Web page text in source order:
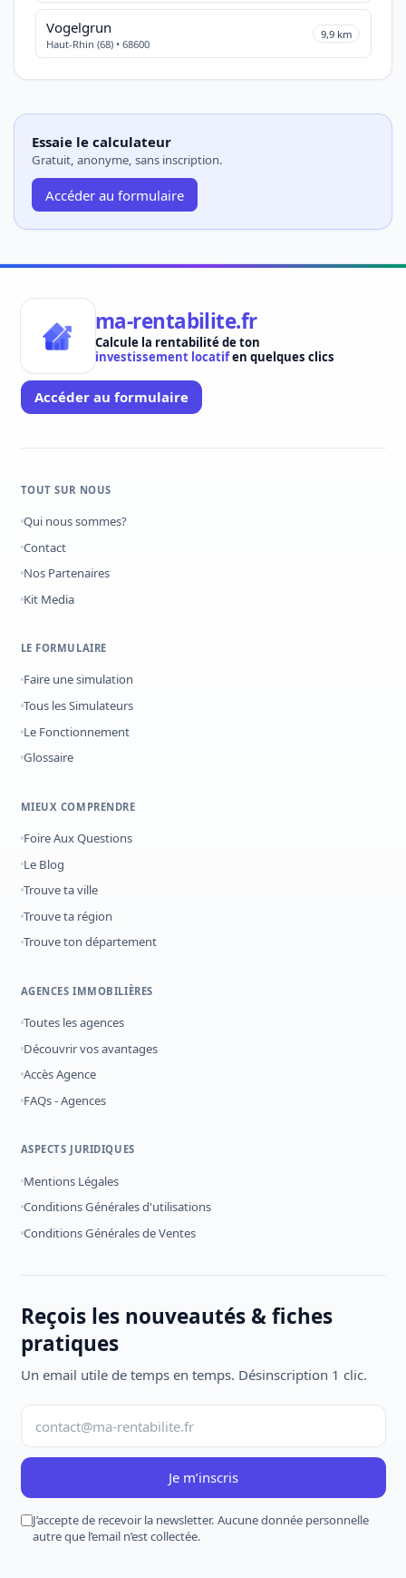
Vogelgrun
Haut-Rhin (68) • 68600
9,9 km
Essaie le calculateur
Gratuit, anonyme, sans inscription.
Accéder au formulaire
ma-rentabilite.fr
Calcule la rentabilité de ton
investissement locatifen quelques clics
Accéder au formulaire
TOUT SUR NOUS
Qui nous sommes?
Contact
Nos Partenaires
Kit Media
LE FORMULAIRE
Faire une simulation
Tous les Simulateurs
Le Fonctionnement
Glossaire
MIEUX COMPRENDRE
Foire Aux Questions
Le Blog
Trouve ta ville
Trouve ta région
Trouve ton département
AGENCES IMMOBILIÈRES
Toutes les agences
Découvrir vos avantages
Accès Agence
FAQs - Agences
ASPECTS JURIDIQUES
Mentions Légales
Conditions Générales d'utilisations
Conditions Générales de Ventes
Reçois les nouveautés & fiches
pratiques
Un email utile de temps en temps. Désinscription 1 clic.
Je m’inscris
J’accepte de recevoir la newsletter. Aucune donnée personnelle
autre que l’email n’est collectée.